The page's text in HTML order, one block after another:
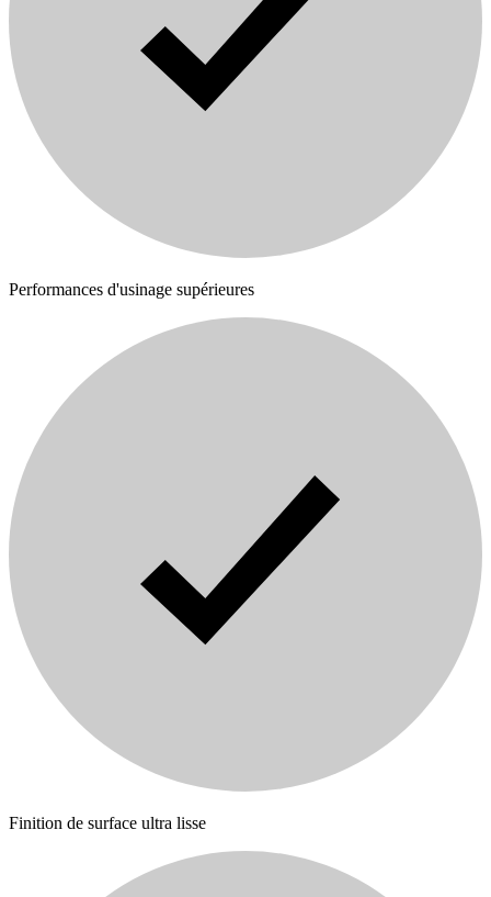
Performances d'usinage supérieures
Finition de surface ultra lisse